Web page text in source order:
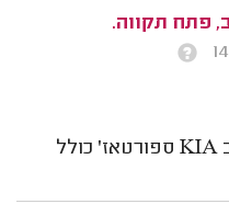
פתח תקווה.
טיפול 50 אלף לרכב KIA ספורטאז' כולל